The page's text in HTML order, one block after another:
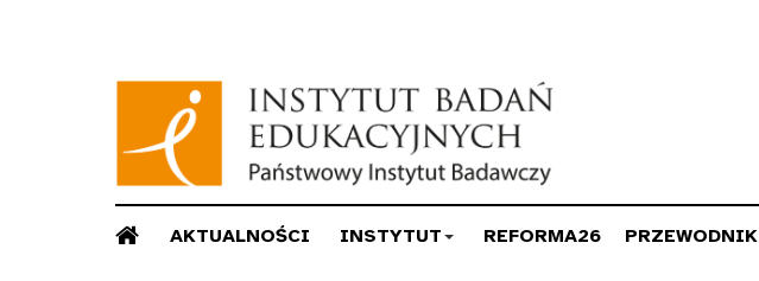
AKTUALNOŚCI INSTYTUT REFORMA26 PRZEWODNIK